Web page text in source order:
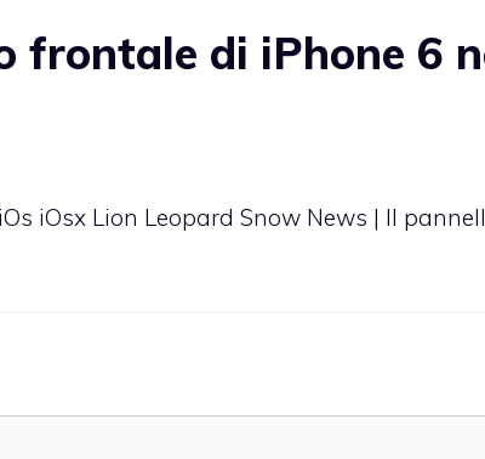
frontale di iPhone 6
iOsx Lion Leopard Snow News | Il